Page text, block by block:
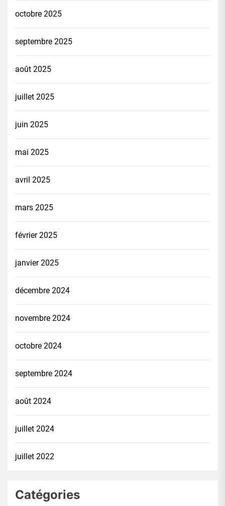
octobre 2025
septembre 2025
août 2025
juillet 2025
juin 2025
mai 2025
avril 2025
mars 2025
février 2025
janvier 2025
décembre 2024
novembre 2024
octobre 2024
septembre 2024
août 2024
juillet 2024
juillet 2022
Catégories